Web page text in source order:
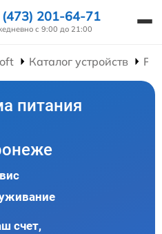
(473) 201-64-71
с 9:00 до 21:00
Каталог устройств
питания
счет,